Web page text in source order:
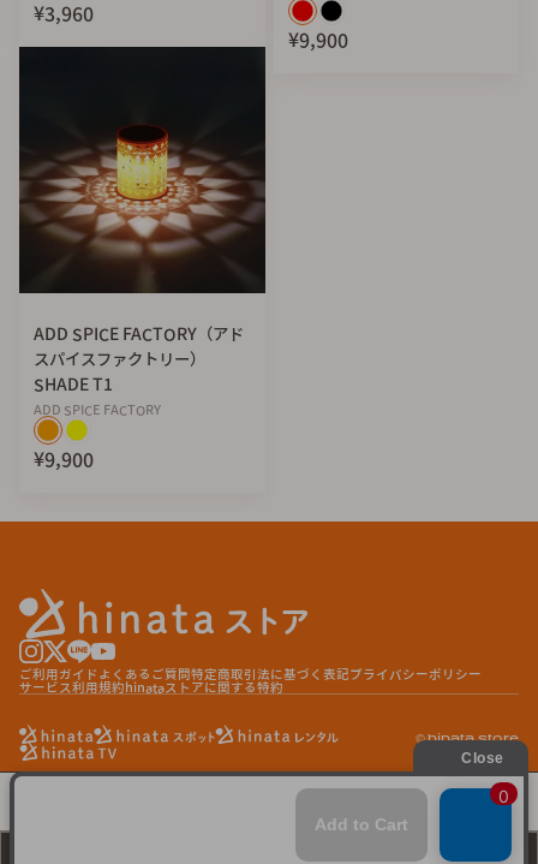
¥3,960
ADD SPICE FACTORY（アド
スパイスファクトリー）
SHADE T1
ADD SPICE FACTORY
¥9,900
¥9,900
¥2,750
ご利用ガイド よくあるご質問特定商取引法に基づく表記プライバシーポリシー
サービス利用規約hinataストアに関する特約
© hinata store